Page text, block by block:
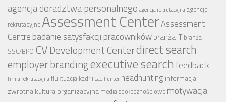
agencja doradztwa personalnego agencja rekrutacyjnaagencje
rekrutacyjne Assessment CenterAssessment
Centre badanie satysfakcji pracownikówbranża IT branża
SSC/BPO CV Development Centerdirect search
employer brandingexecutive searchfeedback
firma rekrutacyjnafluktuacja kadr head hunter headhunting informacja
zwrotnakultura organizacyjna media społecznościowe motywacja